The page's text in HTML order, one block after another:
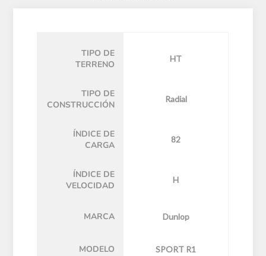
TIPO DE
TERRENO
HT
TIPO DE
CONSTRUCCIÓN
Radial
ÍNDICE DE
CARGA
82
ÍNDICE DE
VELOCIDAD
H
MARCA Dunlop
MODELO SPORT R1